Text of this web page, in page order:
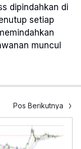
dipindahkan di
setiap
muncul
Pos Berikutnya